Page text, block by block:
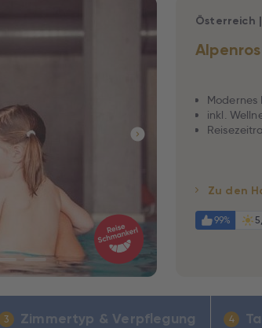
Österreich |
inkl.
Zu den
99%
3 Zimmertyp & Verpflegung 4